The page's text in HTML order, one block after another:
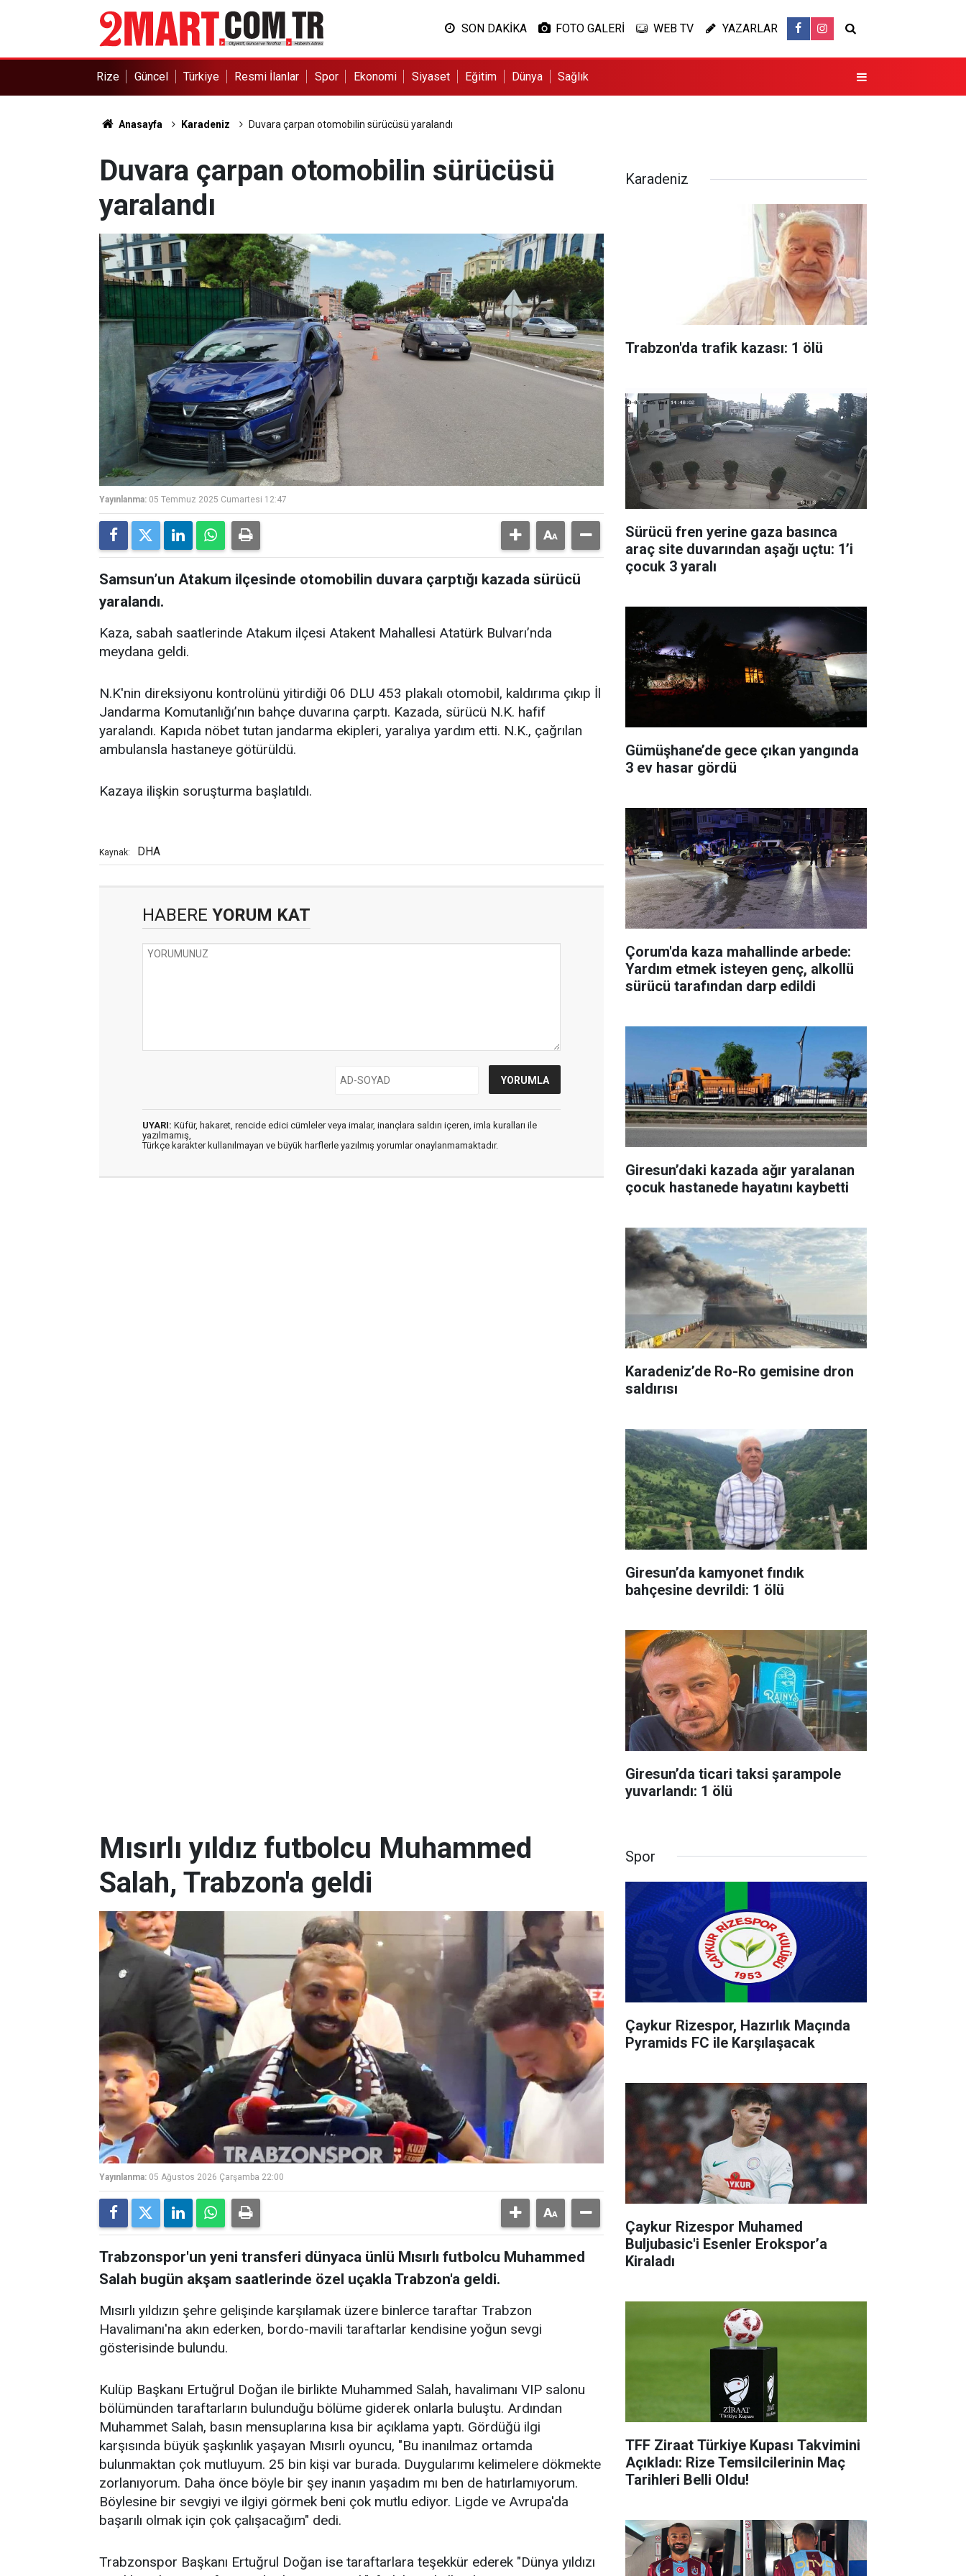
SON DAKİKA FOTO GALERİ WEB TV YAZARLAR
Rize Güncel Türkiye Resmi İlanlar Spor Ekonomi Siyaset Eğitim Dünya Sağlık
Anasayfa Karadeniz Duvara çarpan otomobilin sürücüsü yaralandı
Duvara çarpan otomobilin sürücüsü
yaralandı
Yayınlanma: 05 Temmuz 2025 Cumartesi 12:47
Samsun’un Atakum ilçesinde otomobilin duvara çarptığı kazada sürücü
yaralandı.
Kaza, sabah saatlerinde Atakum ilçesi Atakent Mahallesi Atatürk Bulvarı’nda
meydana geldi.
N.K'nin direksiyonu kontrolünü yitirdiği 06 DLU 453 plakalı otomobil, kaldırıma çıkıp İl
Jandarma Komutanlığı’nın bahçe duvarına çarptı. Kazada, sürücü N.K. hafif
yaralandı. Kapıda nöbet tutan jandarma ekipleri, yaralıya yardım etti. N.K., çağrılan
ambulansla hastaneye götürüldü.
Kazaya ilişkin soruşturma başlatıldı.
Kaynak: DHA
HABERE YORUM KAT
UYARI: Küfür, hakaret, rencide edici cümleler veya imalar, inançlara saldırı içeren, imla kuralları ile
yazılmamış,
Türkçe karakter kullanılmayan ve büyük harflerle yazılmış yorumlar onaylanmamaktadır.
Karadeniz
Trabzon'da trafik kazası: 1 ölü
Sürücü fren yerine gaza basınca
araç site duvarından aşağı uçtu: 1’i
çocuk 3 yaralı
Gümüşhane’de gece çıkan yangında
3 ev hasar gördü
Çorum'da kaza mahallinde arbede:
Yardım etmek isteyen genç, alkollü
sürücü tarafından darp edildi
Giresun’daki kazada ağır yaralanan
çocuk hastanede hayatını kaybetti
Karadeniz’de Ro-Ro gemisine dron
saldırısı
Giresun’da kamyonet fındık
bahçesine devrildi: 1 ölü
Giresun’da ticari taksi şarampole
yuvarlandı: 1 ölü
Mısırlı yıldız futbolcu Muhammed
Salah, Trabzon'a geldi
Yayınlanma: 05 Ağustos 2026 Çarşamba 22:00
Trabzonspor'un yeni transferi dünyaca ünlü Mısırlı futbolcu Muhammed
Salah bugün akşam saatlerinde özel uçakla Trabzon'a geldi.
Mısırlı yıldızın şehre gelişinde karşılamak üzere binlerce taraftar Trabzon
Havalimanı'na akın ederken, bordo-mavili taraftarlar kendisine yoğun sevgi
gösterisinde bulundu.
Kulüp Başkanı Ertuğrul Doğan ile birlikte Muhammed Salah, havalimanı VIP salonu
bölümünden taraftarların bulunduğu bölüme giderek onlarla buluştu. Ardından
Muhammet Salah, basın mensuplarına kısa bir açıklama yaptı. Gördüğü ilgi
karşısında büyük şaşkınlık yaşayan Mısırlı oyuncu, "Bu inanılmaz ortamda
bulunmaktan çok mutluyum. 25 bin kişi var burada. Duygularımı kelimelere dökmekte
zorlanıyorum. Daha önce böyle bir şey inanın yaşadım mı ben de hatırlamıyorum.
Böylesine bir sevgiyi ve ilgiyi görmek beni çok mutlu ediyor. Ligde ve Avrupa'da
başarılı olmak için çok çalışacağım" dedi.
Trabzonspor Başkanı Ertuğrul Doğan ise taraftarlara teşekkür ederek "Dünya yıldızı
Spor
Çaykur Rizespor, Hazırlık Maçında
Pyramids FC ile Karşılaşacak
Çaykur Rizespor Muhamed
Buljubasic'i Esenler Erokspor’a
Kiraladı
TFF Ziraat Türkiye Kupası Takvimini
Açıkladı: Rize Temsilcilerinin Maç
Tarihleri Belli Oldu!